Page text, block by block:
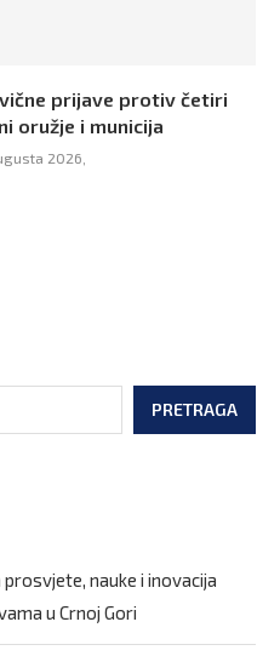
prijave protiv četiri
oružje i municija
2026,
PRETRAGA
nauke i inovacija
u Crnoj Gori